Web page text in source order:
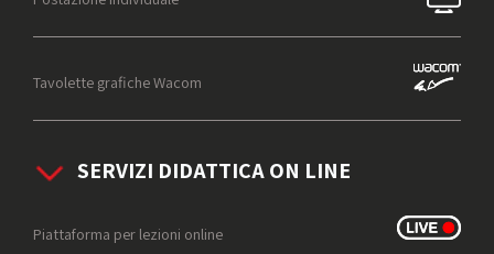
Tavolette grafiche Wacom
SERVIZI DIDATTICA ON LINE
Piattaforma per lezioni online